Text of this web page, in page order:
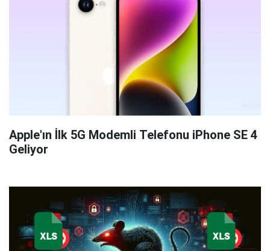
Apple'ın İlk 5G Modemli Telefonu iPhone SE 4
Geliyor